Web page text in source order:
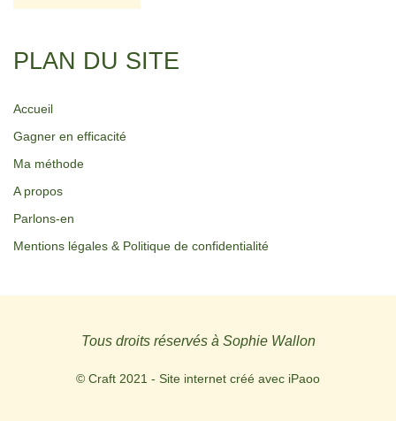
PLAN DU SITE
Accueil
Gagner en efficacité
Ma méthode
A propos
Parlons-en
Mentions légales & Politique de confidentialité
Tous droits réservés à Sophie Wallon
© Craft 2021 - Site internet créé avec iPaoo